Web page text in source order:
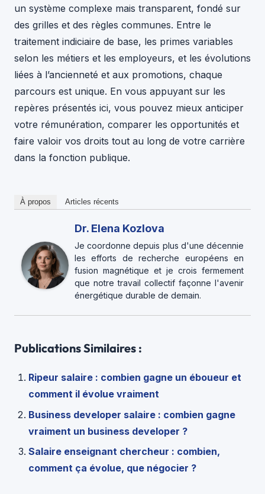
un système complexe mais transparent, fondé sur
des grilles et des règles communes. Entre le
traitement indiciaire de base, les primes variables
selon les métiers et les employeurs, et les évolutions
liées à l’ancienneté et aux promotions, chaque
parcours est unique. En vous appuyant sur les
repères présentés ici, vous pouvez mieux anticiper
votre rémunération, comparer les opportunités et
faire valoir vos droits tout au long de votre carrière
dans la fonction publique.
À propos Articles récents
Dr. Elena Kozlova
Je coordonne depuis plus d'une décennie
les efforts de recherche européens en
fusion magnétique et je crois fermement
que notre travail collectif façonne l'avenir
énergétique durable de demain.
Publications Similaires :
Ripeur salaire : combien gagne un éboueur et
comment il évolue vraiment
Business developer salaire : combien gagne
vraiment un business developer ?
Salaire enseignant chercheur : combien,
comment ça évolue, que négocier ?